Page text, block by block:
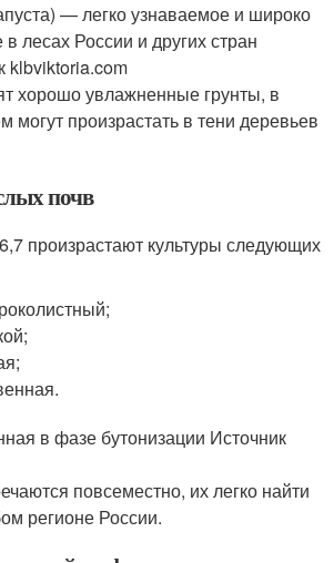
— легко узнаваемое и широко
лесах России и других стран
klbviktoria.com
хорошо увлажненные грунты, в
могут произрастать в тени деревьев
почв
произрастают культуры следующих
в фазе бутонизации Источник
повсеместно, их легко найти
регионе России.